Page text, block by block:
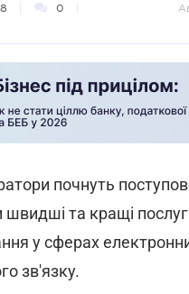
0
почнуть
швидші та кращі
у сферах
зв'язку.